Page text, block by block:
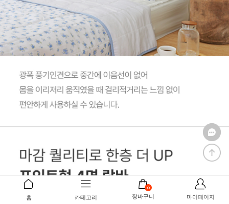
홈 카테고리
0
장바구니 마이페이지